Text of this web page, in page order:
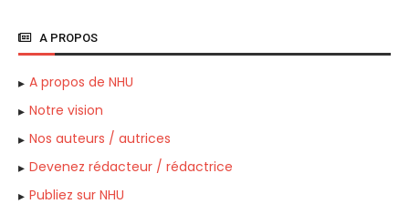
A PROPOS
A propos de NHU
Notre vision
Nos auteurs / autrices
Devenez rédacteur / rédactrice
Publiez sur NHU